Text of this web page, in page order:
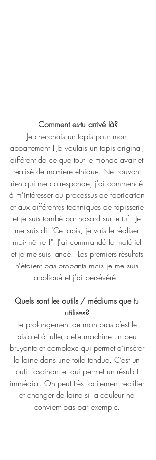
Comment es-tu arrivé là?
Je cherchais un tapis pour mon
appartement ! Je voulais un tapis original,
différent de ce que tout le monde avait et
réalisé de manière éthique. Ne trouvant
rien qui me corresponde, j'ai commencé
à m'intéresser au processus de fabrication
et aux différentes techniques de tapisserie
et je suis tombé par hasard sur le tuft. Je
me suis dit "Ce tapis, je vais le réaliser
moi-même !". J'ai commandé le matériel
et je me suis lancé.  Les premiers résultats
n'étaient pas probants mais je me suis
appliqué et j'ai persévéré !
Quels sont les outils / médiums que tu
utilises?
Le prolongement de mon bras c’est le
pistolet à tufter, cette machine un peu
bruyante et complexe qui permet d’insérer
la laine dans une toile tendue. C’est un
outil fascinant et qui permet un résultat
immédiat. On peut très facilement rectifier
et changer de laine si la couleur ne
convient pas par exemple.